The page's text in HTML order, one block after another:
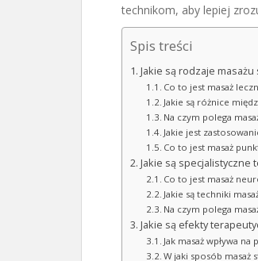
technikom, aby lepiej
Spis treści
Jakie są rodzaje
Co to jest masaż
Jakie są różnice
Na czym polega
Jakie jest
Co to jest masaż
Jakie są specjalistyczne
Co to jest masaż
Jakie są techniki
Na czym polega
Jakie są efekty
Jak masaż wpływa
W jaki sposób masaż